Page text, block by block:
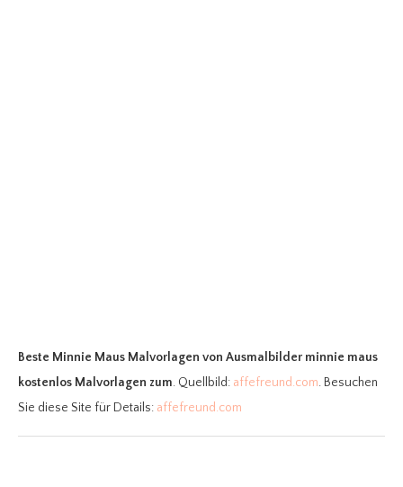
Beste Minnie Maus Malvorlagen von Ausmalbilder minnie maus
kostenlos Malvorlagen zum. Quellbild: affefreund.com. Besuchen
Sie diese Site für Details: affefreund.com